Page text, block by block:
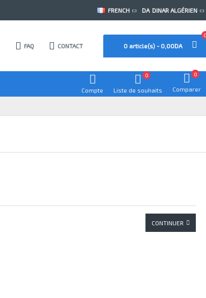
FRENCH DA DINAR ALGÉRIEN
FAQ CONTACT 0 article(s) - 0,00DA
Compte Liste de souhaits
0
Comparer
0
CONTINUER